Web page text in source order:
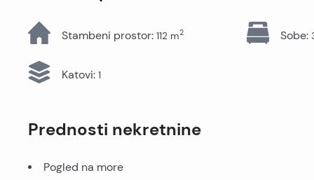
Stambeni prostor: 112 m2 Sobe:
Katovi: 1
Prednosti nekretnine
Pogled na more